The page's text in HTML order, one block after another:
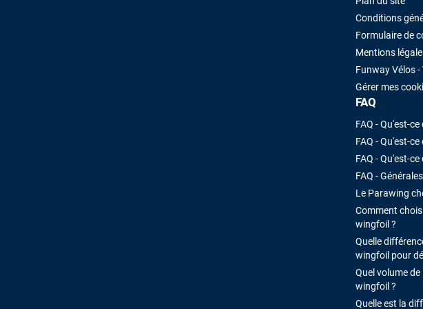
Conditions
Formulaire de
Mentions
Funway Vélos -
Gérer mes
FAQ
FAQ - Qu'est-
FAQ - Qu'est-ce
FAQ - Qu'est-
FAQ - Générales
Le Parawing
Comment
wingfoil ?
Quelle
wingfoil pour
Quel volume
wingfoil ?
Quelle est la